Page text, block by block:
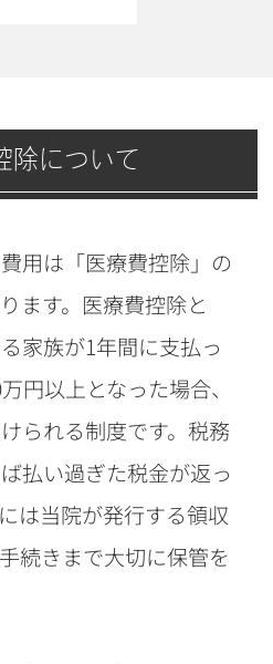
除について
用は「医療費控除」の
ます。医療費控除と
家族が1年間に支払っ
円以上となった場合、
られる制度です。税務
払い過ぎた税金が返っ
は当院が発行する領収
続きまで大切に保管を